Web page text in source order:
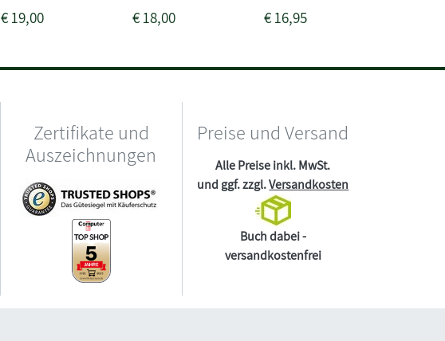
€19,00 €18,00 €16,95
Zertifikate und
Auszeichnungen
Preise und Versand
Alle Preise inkl. MwSt.
und ggf. zzgl.Versandkosten
Buch dabei -
versandkostenfrei